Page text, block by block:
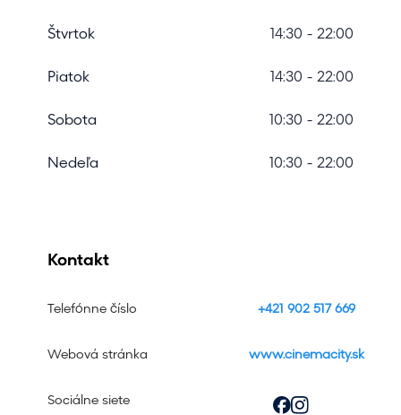
Štvrtok 14:30 - 22:00
Piatok 14:30 - 22:00
Sobota 10:30 - 22:00
Nedeľa 10:30 - 22:00
Kontakt
Telefónne číslo
Webová stránka
Sociálne siete
+421 902 517 669
www.cinemacity.sk